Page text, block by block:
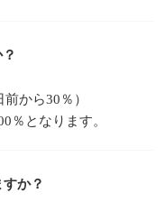
から30％）
となります。
か？